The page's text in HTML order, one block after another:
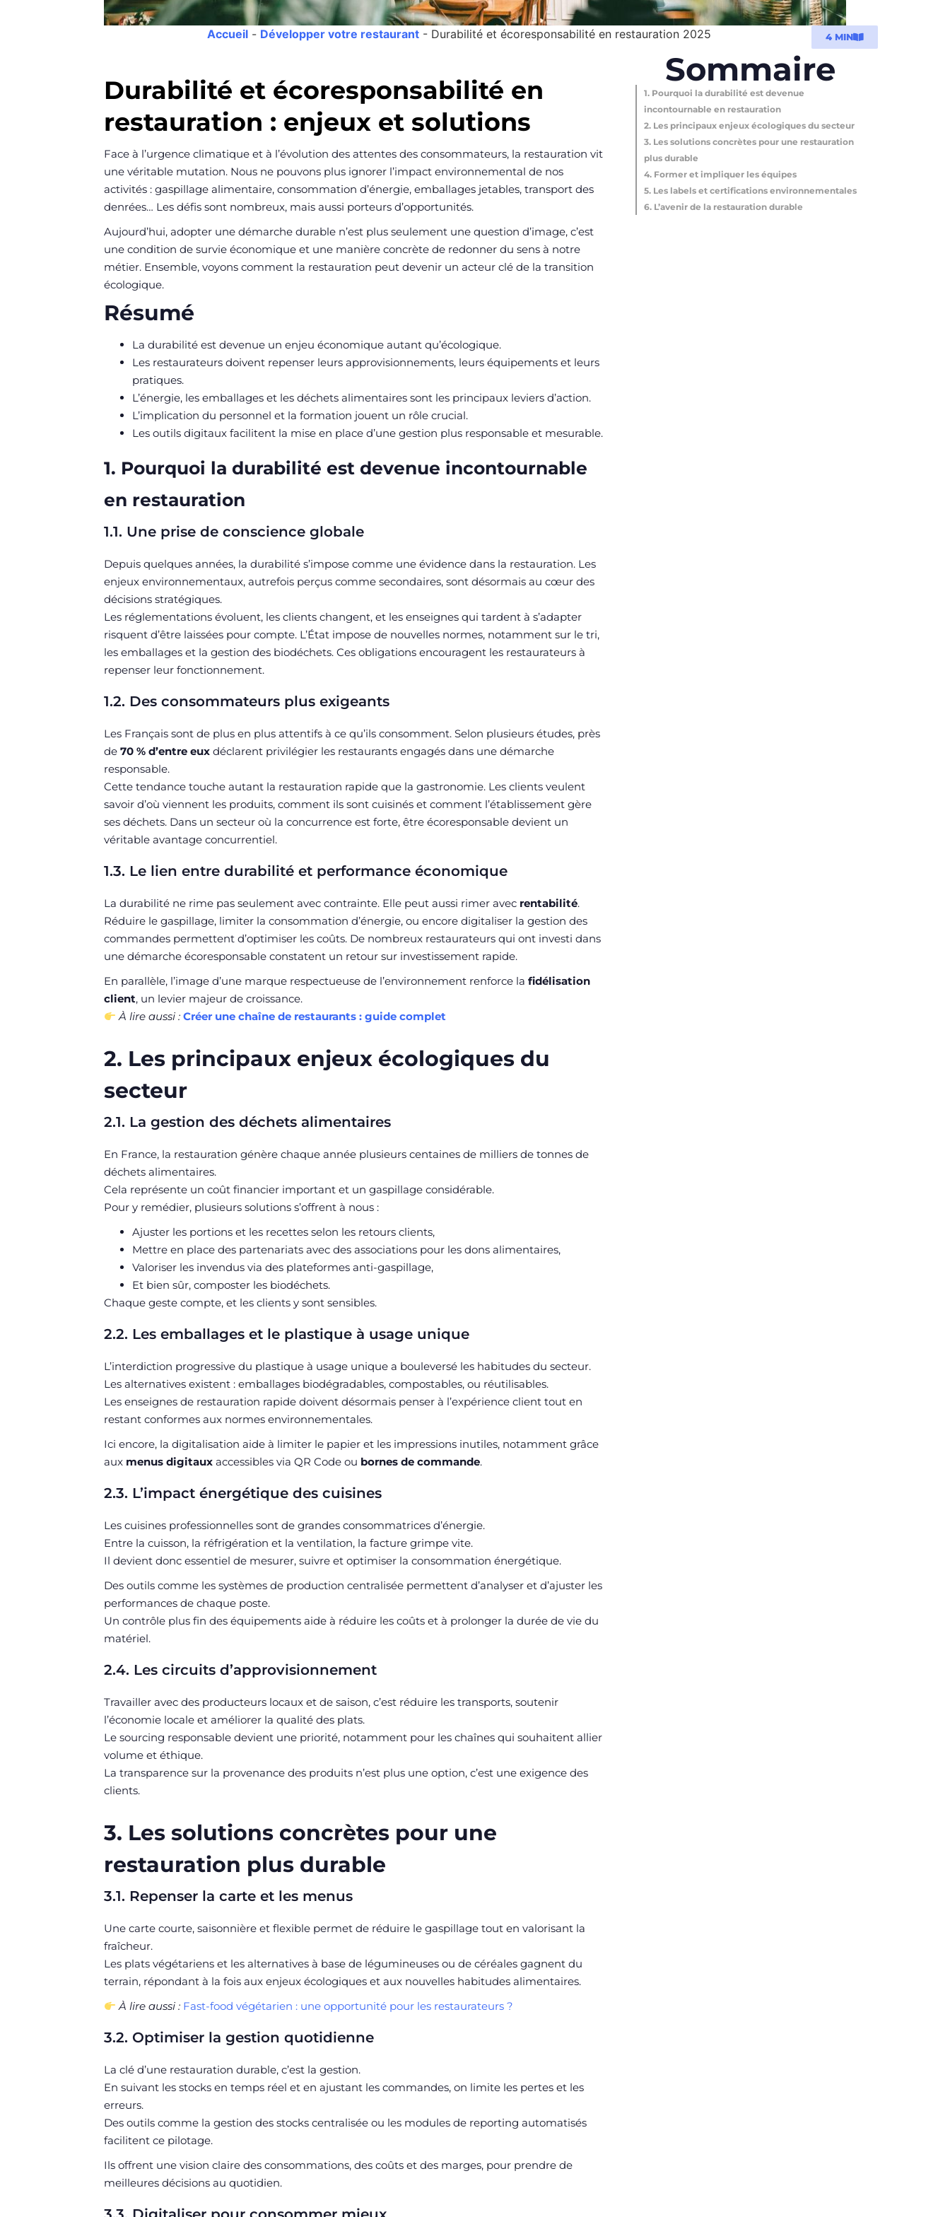
Accueil - Développer votre restaurant - Durabilité et écoresponsabilité en restauration 2025 4 MIN
Durabilité et écoresponsabilité en
restauration : enjeux et solutions
Face à l’urgence climatique et à l’évolution des attentes des consommateurs, la restauration vit
une véritable mutation. Nous ne pouvons plus ignorer l’impact environnemental de nos
activités : gaspillage alimentaire, consommation d’énergie, emballages jetables, transport des
denrées… Les défis sont nombreux, mais aussi porteurs d’opportunités.
Aujourd’hui, adopter une démarche durable n’est plus seulement une question d’image, c’est
une condition de survie économique et une manière concrète de redonner du sens à notre
métier. Ensemble, voyons comment la restauration peut devenir un acteur clé de la transition
écologique.
Résumé
La durabilité est devenue un enjeu économique autant qu’écologique.
Les restaurateurs doivent repenser leurs approvisionnements, leurs équipements et leurs
pratiques.
L’énergie, les emballages et les déchets alimentaires sont les principaux leviers d’action.
L’implication du personnel et la formation jouent un rôle crucial.
Les outils digitaux facilitent la mise en place d’une gestion plus responsable et mesurable.
1. Pourquoi la durabilité est devenue incontournable
en restauration
1.1. Une prise de conscience globale
Depuis quelques années, la durabilité s’impose comme une évidence dans la restauration. Les
enjeux environnementaux, autrefois perçus comme secondaires, sont désormais au cœur des
décisions stratégiques.
Les réglementations évoluent, les clients changent, et les enseignes qui tardent à s’adapter
risquent d’être laissées pour compte. L’État impose de nouvelles normes, notamment sur le tri,
les emballages et la gestion des biodéchets. Ces obligations encouragent les restaurateurs à
repenser leur fonctionnement.
1.2. Des consommateurs plus exigeants
Les Français sont de plus en plus attentifs à ce qu’ils consomment. Selon plusieurs études, près
de70 % d’entre eux déclarent privilégier les restaurants engagés dans une démarche
responsable.
Cette tendance touche autant la restauration rapide que la gastronomie. Les clients veulent
savoir d’où viennent les produits, comment ils sont cuisinés et comment l’établissement gère
ses déchets. Dans un secteur où la concurrence est forte, être écoresponsable devient un
véritable avantage concurrentiel.
1.3. Le lien entre durabilité et performance économique
La durabilité ne rime pas seulement avec contrainte. Elle peut aussi rimer avec rentabilité.
Réduire le gaspillage, limiter la consommation d’énergie, ou encore digitaliser la gestion des
commandes permettent d’optimiser les coûts. De nombreux restaurateurs qui ont investi dans
une démarche écoresponsable constatent un retour sur investissement rapide.
En parallèle, l’image d’une marque respectueuse de l’environnement renforce lafidélisation
client, un levier majeur de croissance.
À lire aussi : Créer une chaîne de restaurants : guide complet
2. Les principaux enjeux écologiques du
secteur
2.1. La gestion des déchets alimentaires
En France, la restauration génère chaque année plusieurs centaines de milliers de tonnes de
déchets alimentaires.
Cela représente un coût financier important et un gaspillage considérable.
Pour y remédier, plusieurs solutions s’offrent à nous :
Ajuster les portions et les recettes selon les retours clients,
Mettre en place des partenariats avec des associations pour les dons alimentaires,
Valoriser les invendus via des plateformes anti-gaspillage,
Et bien sûr, composter les biodéchets.
Chaque geste compte, et les clients y sont sensibles.
2.2. Les emballages et le plastique à usage unique
L’interdiction progressive du plastique à usage unique a bouleversé les habitudes du secteur.
Les alternatives existent : emballages biodégradables, compostables, ou réutilisables.
Les enseignes de restauration rapide doivent désormais penser à l’expérience client tout en
restant conformes aux normes environnementales.
Ici encore, la digitalisation aide à limiter le papier et les impressions inutiles, notamment grâce
aux menus digitaux accessibles via QR Code ou bornes de commande.
2.3. L’impact énergétique des cuisines
Les cuisines professionnelles sont de grandes consommatrices d’énergie.
Entre la cuisson, la réfrigération et la ventilation, la facture grimpe vite.
Il devient donc essentiel de mesurer, suivre et optimiser la consommation énergétique.
Des outils comme les systèmes de production centralisée permettent d’analyser et d’ajuster les
performances de chaque poste.
Un contrôle plus fin des équipements aide à réduire les coûts et à prolonger la durée de vie du
matériel.
2.4. Les circuits d’approvisionnement
Travailler avec des producteurs locaux et de saison, c’est réduire les transports, soutenir
l’économie locale et améliorer la qualité des plats.
Le sourcing responsable devient une priorité, notamment pour les chaînes qui souhaitent allier
volume et éthique.
La transparence sur la provenance des produits n’est plus une option, c’est une exigence des
clients.
3. Les solutions concrètes pour une
restauration plus durable
3.1. Repenser la carte et les menus
Une carte courte, saisonnière et flexible permet de réduire le gaspillage tout en valorisant la
fraîcheur.
Les plats végétariens et les alternatives à base de légumineuses ou de céréales gagnent du
terrain, répondant à la fois aux enjeux écologiques et aux nouvelles habitudes alimentaires.
À lire aussi : Fast-food végétarien : une opportunité pour les restaurateurs ?
3.2. Optimiser la gestion quotidienne
La clé d’une restauration durable, c’est la gestion.
En suivant les stocks en temps réel et en ajustant les commandes, on limite les pertes et les
erreurs.
Des outils comme la gestion des stocks centralisée ou les modules de reporting automatisés
facilitent ce pilotage.
Ils offrent une vision claire des consommations, des coûts et des marges, pour prendre de
meilleures décisions au quotidien.
Sommaire
1. Pourquoi la durabilité est devenue
incontournable en restauration
2. Les principaux enjeux écologiques du secteur
3. Les solutions concrètes pour une restauration
plus durable
4. Former et impliquer les équipes
5. Les labels et certifications environnementales
6. L’avenir de la restauration durable